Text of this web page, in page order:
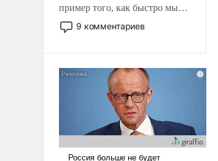
пример того, как быстро мы
двигаемся по пути
революционных изменений.
псевдонаучной фантастики,
стало всерьез обсуждаемой
9 комментариев